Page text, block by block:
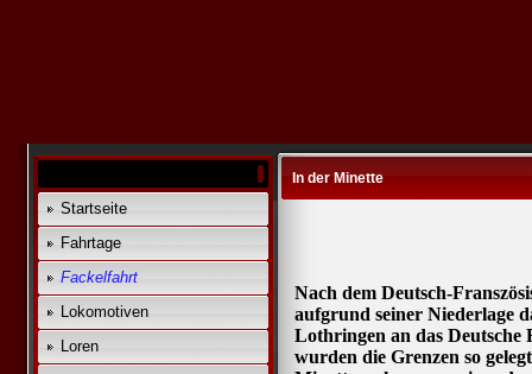
Startseite
Fahrtage
Fackelfahrt
Lokomotiven
Loren
In der Minette
Nach dem Deutsch-
aufgrund seiner Niederlage
Lothringen an das
wurden die Grenzen so